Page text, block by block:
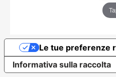
Informativa sulla raccolta
Le tue preferenze